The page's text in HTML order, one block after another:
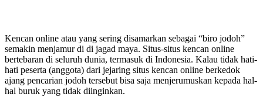
Kencan online atau yang sering disamarkan sebagai “biro jodoh”
semakin menjamur di di jagad maya. Situs-situs kencan online
bertebaran di seluruh dunia, termasuk di Indonesia. Kalau tidak hati-
hati peserta (anggota) dari jejaring situs kencan online berkedok
ajang pencarian jodoh tersebut bisa saja menjerumuskan kepada hal-
hal buruk yang tidak diinginkan.